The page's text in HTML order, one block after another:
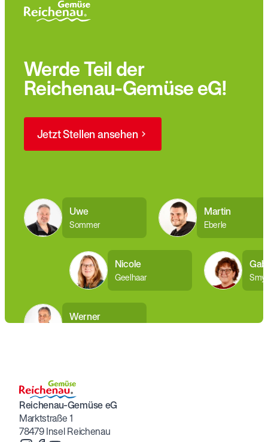
Werde Teil der
Reichenau-Gemüse eG!
Jetzt Stellen ansehen
Uwe
Sommer
Martin
Eberle
Nicole
Geelhaar
Werner
Reichenau-Gemüse eG
Marktstraße 1
78479 Insel Reichenau